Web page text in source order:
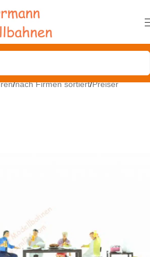
/nach Firmen sortiert/Preiser